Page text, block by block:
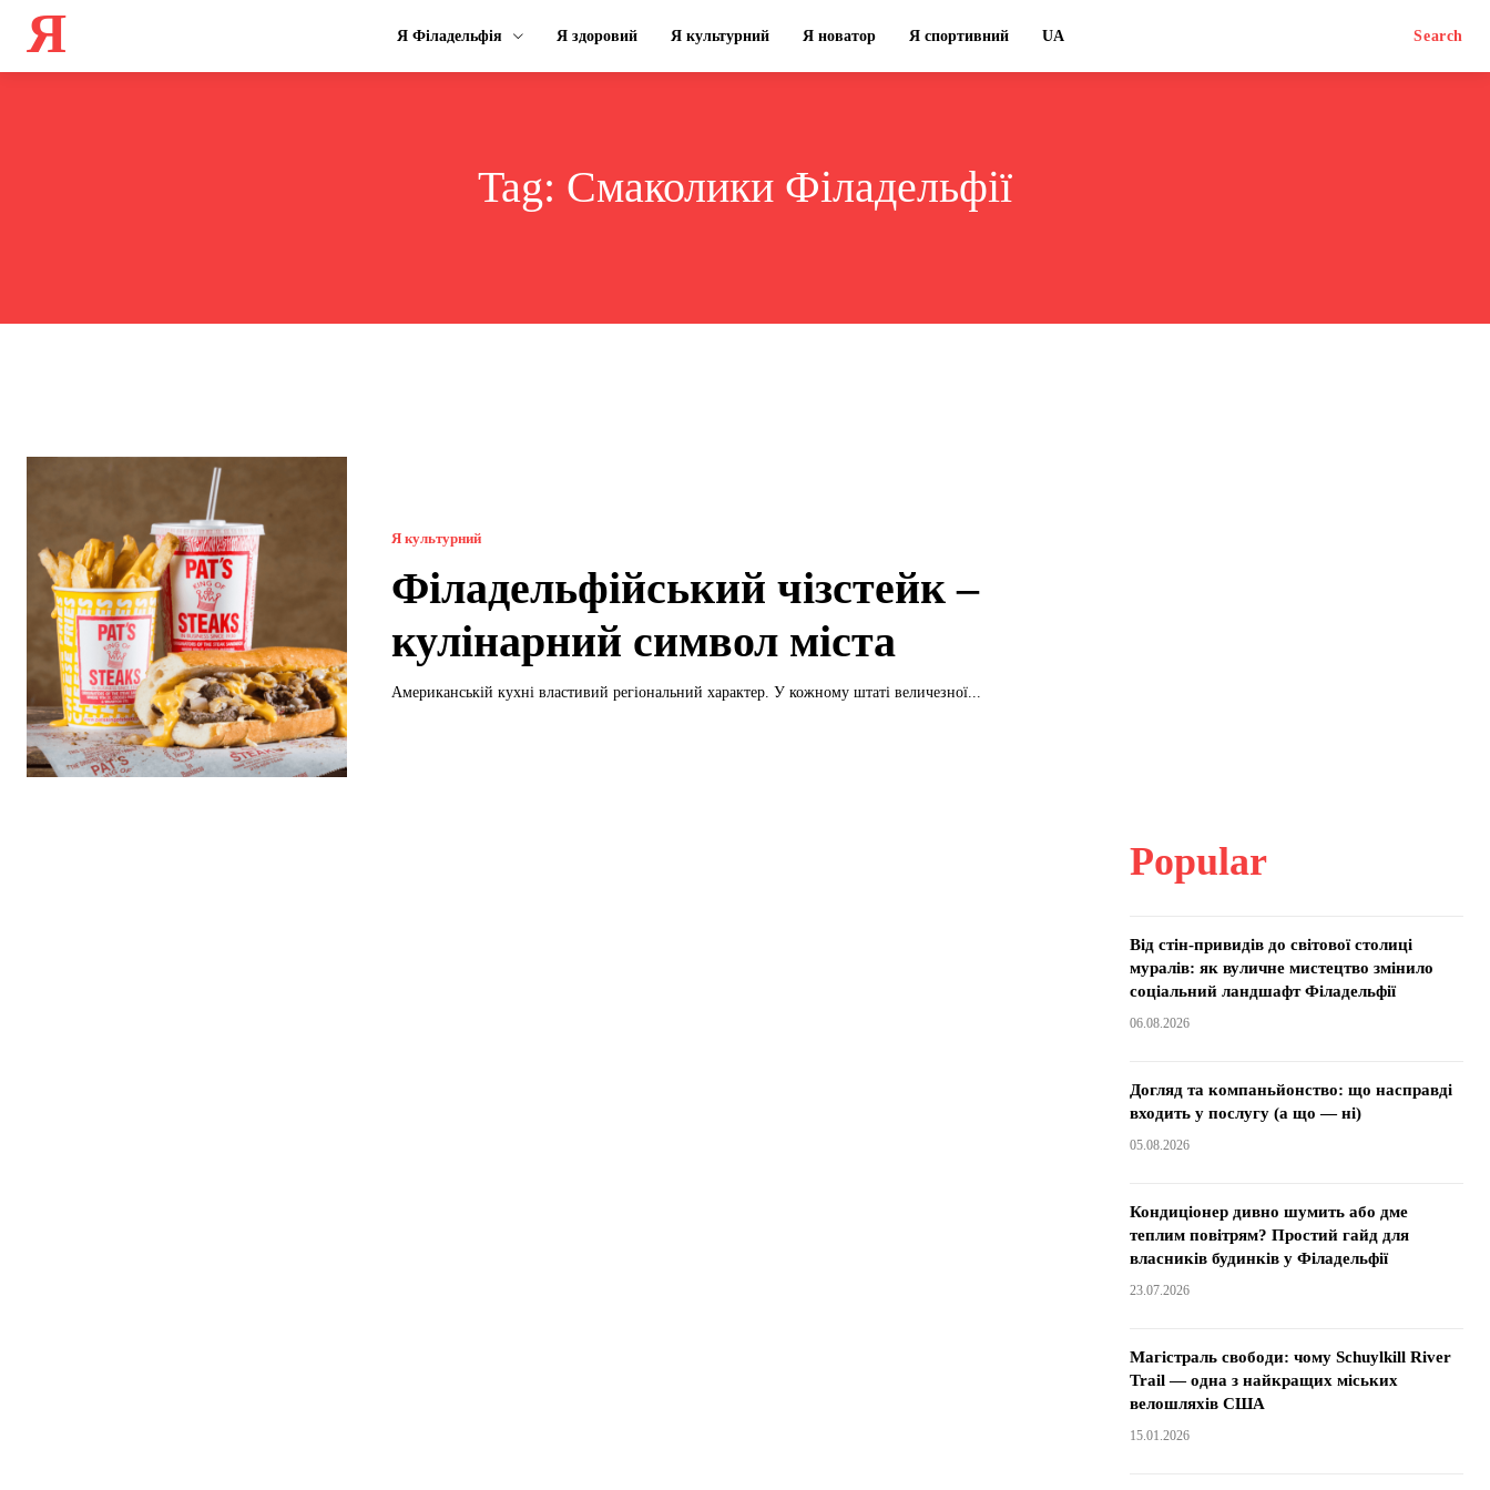
Я Я Філадельфія Я здоровий Я культурний Я новатор Я спортивний UA Search
Tag: Смаколики Філадельфії
Я культурний
Філадельфійський чізстейк –
кулінарний символ міста
Американській кухні властивий регіональний характер. У кожному штаті величезної...
Popular
Від стін-привидів до світової столиці
муралів: як вуличне мистецтво змінило
соціальний ландшафт Філадельфії
06.08.2026
Догляд та компаньйонство: що насправді
входить у послугу (а що — ні)
05.08.2026
Кондиціонер дивно шумить або дме
теплим повітрям? Простий гайд для
власників будинків у Філадельфії
23.07.2026
Магістраль свободи: чому Schuylkill River
Trail — одна з найкращих міських
велошляхів США
15.01.2026